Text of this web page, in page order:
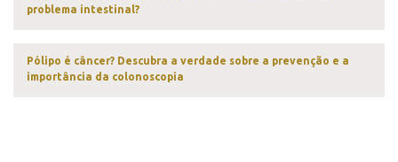
problema intestinal?
Pólipo é câncer? Descubra a verdade sobre a prevenção e a
importância da colonoscopia